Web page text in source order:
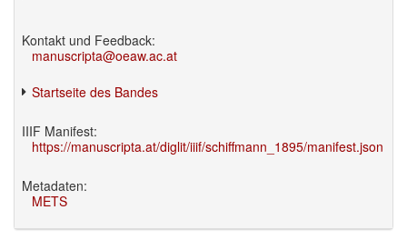
Kontakt und Feedback:
manuscripta@oeaw.ac.at
Startseite des Bandes
IIIF Manifest:
https://manuscripta.at/diglit/iiif/schiffmann_1895/manifest.json
Metadaten:
METS